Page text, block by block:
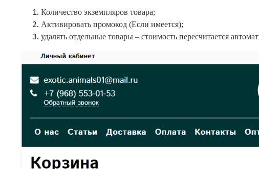
Количество экземпляров товара;
Активировать промокод (Если имеется);
удалять отдельные товары ‒ стоимость пересчитается